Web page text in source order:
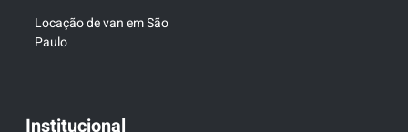
Locação de van em São
Paulo
Institucional